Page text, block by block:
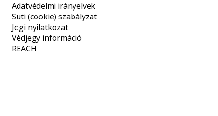
Adatvédelmi irányelvek
Süti (cookie) szabályzat
Jogi nyilatkozat
Védjegy információ
REACH